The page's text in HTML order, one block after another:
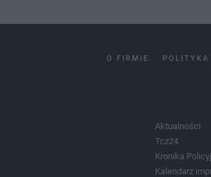
O FIRMIE POLITYKA
Aktualności
Tcz24
Kronika
Kalendarz